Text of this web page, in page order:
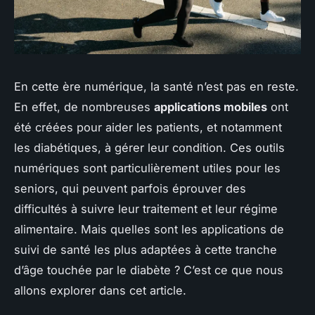
En cette ère numérique, la santé n’est pas en reste.
En effet, de nombreuses applications mobiles ont
été créées pour aider les patients, et notamment
les diabétiques, à gérer leur condition. Ces outils
numériques sont particulièrement utiles pour les
seniors, qui peuvent parfois éprouver des
difficultés à suivre leur traitement et leur régime
alimentaire. Mais quelles sont les applications de
suivi de santé les plus adaptées à cette tranche
d’âge touchée par le diabète ? C’est ce que nous
allons explorer dans cet article.